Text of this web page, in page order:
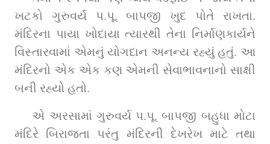
ખટકો ગુરુવર્ય પ.પૂ. બાપજી ખુદ પોતે રાખતા.
મંદિરના પાયા ખોદાયા ત્યારથી તેના નિર્માણકાર્યને
વિસ્તારવામાં એમનું યોગદાન અનન્ય રહ્યું હતું. આ
મંદિરનો એક એક કણ એમની સેવાભાવનાનો સાક્ષી
બની રહ્યો હતો.
એ અરસામાં ગુરુવર્ય પ.પૂ. બાપજી બહુધા મોટા
મંદિરે બિરાજતા પરંતુ મંદિરની દેખરેખ માટે તથા